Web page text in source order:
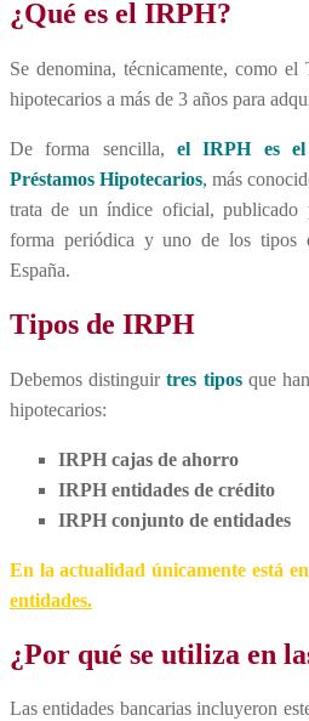
¿Qué es el IRPH?
Se denomina, técnicamente, como
hipotecarios a más de 3 años para
De forma sencilla, el IRPH es el
Préstamos Hipotecarios, más
trata de un índice oficial, publicado
forma periódica y uno de los tipos
España.
Tipos de IRPH
Debemos distinguirtres tiposque
hipotecarios:
IRPH cajas de ahorro
IRPH entidades de crédito
IRPH conjunto de entidades
En la actualidad únicamente está
entidades.
¿Por qué se utiliza en
Las entidades bancarias incluyeron